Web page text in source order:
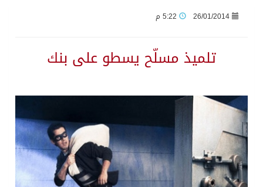
حالة الطقس المتوقعة اليوم في المملكة
جماعة الحوثي تعلن الحرب و اذرع طهران تخطط باعمال ارهابية واسعة تطال دول الشرق الاوسط
26/01/2014
تلميذ مسلّح يسطو على بنك